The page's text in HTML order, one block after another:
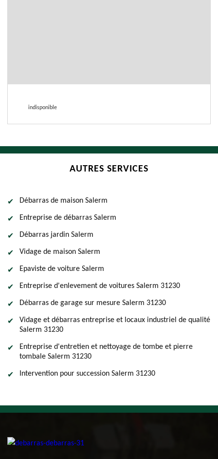
indisponible
AUTRES SERVICES
Débarras de maison Salerm
Entreprise de débarras Salerm
Débarras jardin Salerm
Vidage de maison Salerm
Epaviste de voiture Salerm
Entreprise d'enlevement de voitures Salerm 31230
Débarras de garage sur mesure Salerm 31230
Vidage et débarras entreprise et locaux industriel de qualité
Salerm 31230
Entreprise d'entretien et nettoyage de tombe et pierre
tombale Salerm 31230
Intervention pour succession Salerm 31230